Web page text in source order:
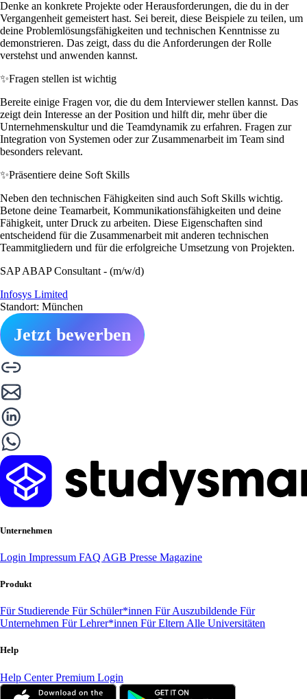
Denke an konkrete Projekte oder Herausforderungen, die du in der
Vergangenheit gemeistert hast. Sei bereit, diese Beispiele zu teilen, um
deine Problemlösungsfähigkeiten und technischen Kenntnisse zu
demonstrieren. Das zeigt, dass du die Anforderungen der Rolle
verstehst und anwenden kannst.
✨Fragen stellen ist wichtig
Bereite einige Fragen vor, die du dem Interviewer stellen kannst. Das
zeigt dein Interesse an der Position und hilft dir, mehr über die
Unternehmenskultur und die Teamdynamik zu erfahren. Fragen zur
Integration von Systemen oder zur Zusammenarbeit im Team sind
besonders relevant.
✨Präsentiere deine Soft Skills
Neben den technischen Fähigkeiten sind auch Soft Skills wichtig.
Betone deine Teamarbeit, Kommunikationsfähigkeiten und deine
Fähigkeit, unter Druck zu arbeiten. Diese Eigenschaften sind
entscheidend für die Zusammenarbeit mit anderen technischen
Teammitgliedern und für die erfolgreiche Umsetzung von Projekten.
SAP ABAP Consultant - (m/w/d)
Infosys Limited
Standort: München
Jetzt bewerben
Unternehmen
Login Impressum FAQ AGB Presse Magazine
Produkt
Für Studierende Für Schüler*innen Für Auszubildende Für
Unternehmen Für Lehrer*innen Für Eltern Alle Universitäten
Help
Help CenterPremium Login